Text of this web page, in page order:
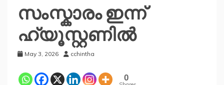
സംസ്കാരം ഇന്ന്
ഹ്യൂസ്റ്റണിൽ
May 3, 2026 cchintha
0